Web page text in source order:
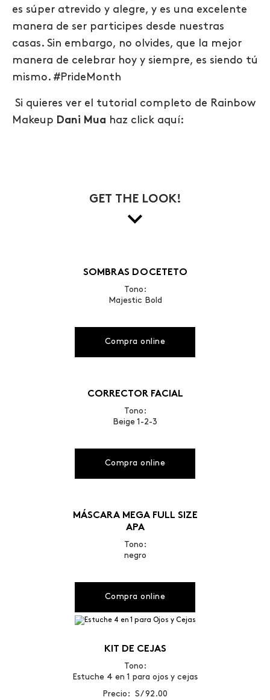
es súper atrevido y alegre, y es una excelente
manera de ser participes desde nuestras
casas. Sin embargo, no olvides, que la mejor
manera de celebrar hoy y siempre, es siendo tú
mismo. #PrideMonth
Si quieres ver el tutorial completo de Rainbow
Makeup Dani Mua haz click aquí:
GET THE LOOK!
SOMBRAS DOCETETO
Tono:
Majestic Bold
Compra online
CORRECTOR FACIAL
Tono:
Beige 1-2-3
Compra online
MÁSCARA MEGA FULL SIZE
APA
Tono:
negro
Compra online
KIT DE CEJAS
Tono:
Estuche 4 en 1 para ojos y cejas
Precio: S/ 92.00